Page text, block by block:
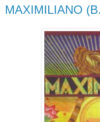
MAXIMILIANO